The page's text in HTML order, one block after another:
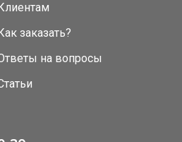
заказать?
на вопросы